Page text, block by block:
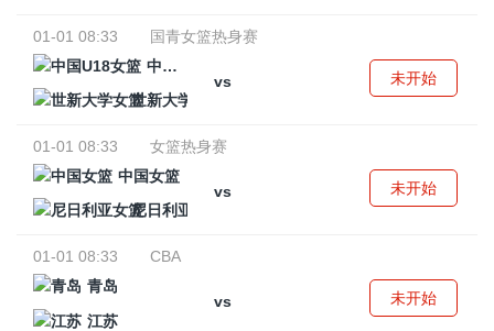
01-01 08:33
国青女篮热身赛
中国U18女篮
vs
世新大学女篮
未开始
01-01 08:33
女篮热身赛
中国女篮
vs
尼日利亚女篮
未开始
01-01 08:33
CBA
青岛
vs
江苏
未开始